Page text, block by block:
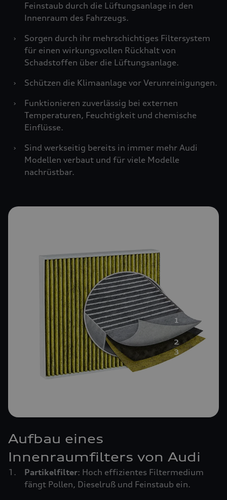
Feinstaub durch die Lüftungsanlage in den
Innenraum des Fahrzeugs.
›
Sorgen durch ihr mehrschichtiges Filtersystem
für einen wirkungsvollen Rückhalt von
Schadstoffen über die Lüftungsanlage.
›
Schützen die Klimaanlage vor Verunreinigungen.
›
Funktionieren zuverlässig bei externen
Temperaturen, Feuchtigkeit und chemische
Einflüsse.
›
Sind werkseitig bereits in immer mehr Audi
Modellen verbaut und für viele Modelle
nachrüstbar.
Aufbau eines
Innenraumfilters von Audi
Partikelfilter: Hoch effizientes Filtermedium
fängt Pollen, Dieselruß und Feinstaub ein.